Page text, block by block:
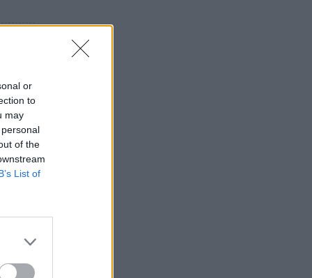
or
to
may
of the
List of